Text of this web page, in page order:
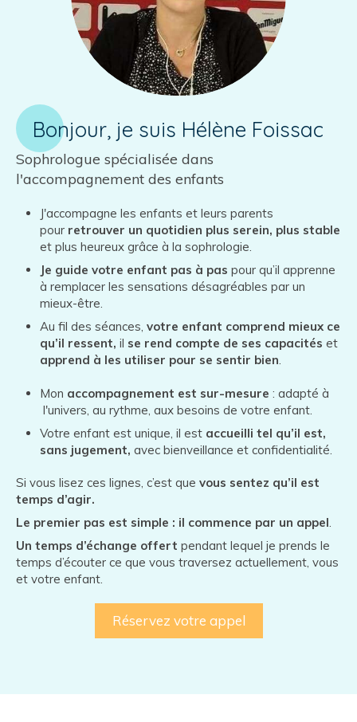
Bonjour, je suis Hélène Foissac
Sophrologue spécialisée dans
l'accompagnement des enfants
J'accompagne les enfants et leurs parents
pour retrouver un quotidien plus serein, plus stable
et plus heureux grâce à la sophrologie.
Je guide votre enfant pas à pas pour qu’il apprenne
à remplacer les sensations désagréables par un
mieux-être.
Au fil des séances, votre enfant comprend mieux ce
qu’il ressent, il se rend compte de ses capacités et
apprend à les utiliser pour se sentir bien
Mon accompagnement est sur-mesure : adapté à
l'univers, au rythme, aux besoins de votre enfant.
Votre enfant est unique, il est accueilli tel qu’il est,
sans jugement, avec bienveillance et confidentialité.
Si vous lisez ces lignes, c’est que vous sentez qu’il est
temps d’agir.
Le premier pas est simple : il commence par un appel
Un temps d’échange offert pendant lequel je prends le
temps d’écouter ce que vous traversez actuellement, vous
et votre enfant.
Réservez votre appel